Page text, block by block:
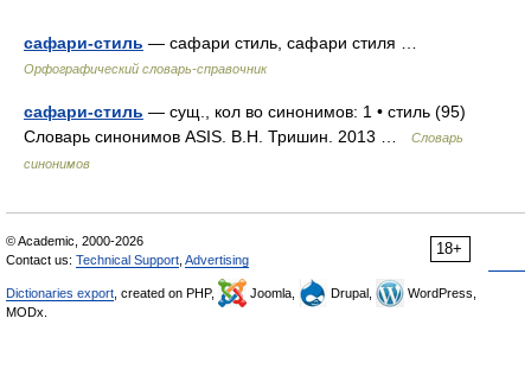
сафари-стиль — сафари стиль, сафари стиля …
Орфографический словарь-справочник
сафари-стиль — сущ., кол во синонимов: 1 • стиль (95)
Словарь синонимов ASIS. В.Н. Тришин. 2013 …
Словарь
синонимов
18+
© Academic, 2000-2026
Contact us: Technical Support Advertising
Dictionaries export , created on PHP, Joomla, Drupal,
WordPress,
MODx.